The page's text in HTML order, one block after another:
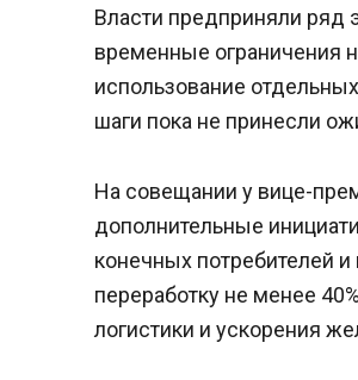
Власти предприняли ряд
временные ограничения
использование
шаги пока не принесли
На совещании у вице-
дополнительные
конечных потребителей
переработку не менее
логистики и ускорения